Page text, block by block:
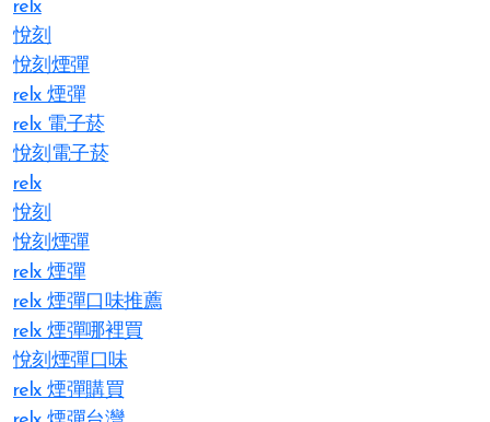
relx
悅刻
悅刻煙彈
relx 煙彈
relx 電子菸
悅刻電子菸
relx
悅刻
悅刻煙彈
relx 煙彈
relx 煙彈口味推薦
relx 煙彈哪裡買
悅刻煙彈口味
relx 煙彈購買